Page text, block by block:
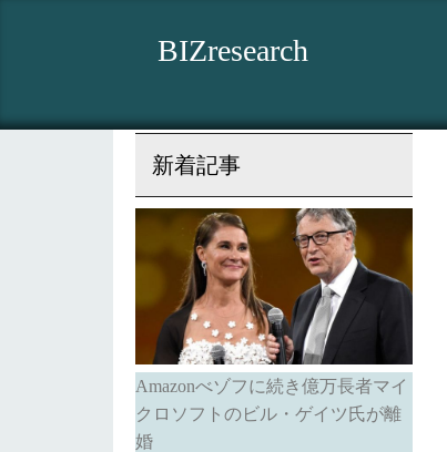
BIZresearch
新着記事
Amazonべゾフに続き億万長者マイ
クロソフトのビル・ゲイツ氏が離
婚